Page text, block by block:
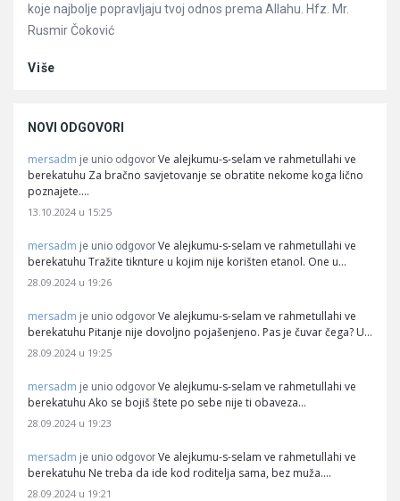
koje najbolje popravljaju tvoj odnos prema Allahu. Hfz. Mr.
Rusmir Čoković
Više
NOVI ODGOVORI
mersadm je unio odgovor Ve alejkumu-s-selam ve rahmetullahi ve
berekatuhu Za bračno savjetovanje se obratite nekome koga lično
poznajete.…
13.10.2024 u 15:25
mersadm je unio odgovor Ve alejkumu-s-selam ve rahmetullahi ve
berekatuhu Tražite tiknture u kojim nije korišten etanol. One u…
28.09.2024 u 19:26
mersadm je unio odgovor Ve alejkumu-s-selam ve rahmetullahi ve
berekatuhu Pitanje nije dovoljno pojašenjeno. Pas je čuvar čega? U…
28.09.2024 u 19:25
mersadm je unio odgovor Ve alejkumu-s-selam ve rahmetullahi ve
berekatuhu Ako se bojiš štete po sebe nije ti obaveza…
28.09.2024 u 19:23
mersadm je unio odgovor Ve alejkumu-s-selam ve rahmetullahi ve
berekatuhu Ne treba da ide kod roditelja sama, bez muža.…
28.09.2024 u 19:21